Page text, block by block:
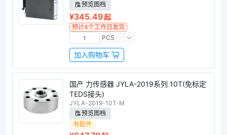
预览图档
¥345.49起
预计4个工作日发货
PCS
加入购物车
国产 力传感器 JYLA-2019系列 10T(免标定
TEDS接头)
JYLA-2019-10T-M
预览图档
有配件